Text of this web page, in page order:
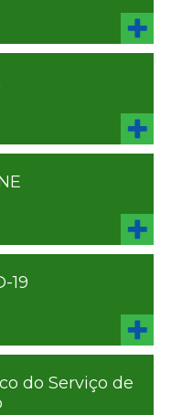
19
do Serviço de